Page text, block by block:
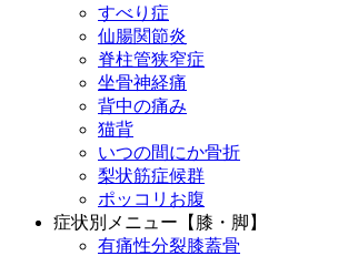
すべり症
仙腸関節炎
脊柱管狭窄症
坐骨神経痛
背中の痛み
猫背
いつの間にか骨折
梨状筋症候群
ポッコリお腹
症状別メニュー【膝・脚】
有痛性分裂膝蓋骨